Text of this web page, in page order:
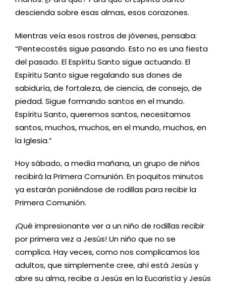
descienda sobre esas almas, esos corazones.
Mientras veía esos rostros de jóvenes, pensaba:
“Pentecostés sigue pasando. Esto no es una fiesta
del pasado. El Espíritu Santo sigue actuando. El
Espíritu Santo sigue regalando sus dones de
sabiduría, de fortaleza, de ciencia, de consejo, de
piedad. Sigue formando santos en el mundo.
Espíritu Santo, queremos santos, necesitamos
santos, muchos, muchos, en el mundo, muchos, en
la Iglesia.”
Hoy sábado, a media mañana, un grupo de niños
recibirá la Primera Comunión. En poquitos minutos
ya estarán poniéndose de rodillas para recibir la
Primera Comunión.
¡Qué impresionante ver a un niño de rodillas recibir
por primera vez a Jesús! Un niño que no se
complica. Hay veces, como nos complicamos los
adultos, que simplemente cree, ahí está Jesús y
abre su alma, recibe a Jesús en la Eucaristía y Jesús